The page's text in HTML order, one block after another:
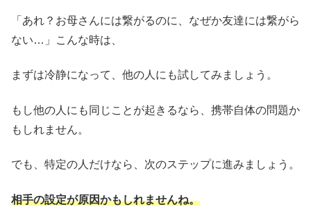
「あれ？お母さんには繋がるのに、なぜか友達には繋がら
ない…」こんな時は、
まずは冷静になって、他の人にも試してみましょう。
もし他の人にも同じことが起きるなら、携帯自体の問題か
もしれません。
でも、特定の人だけなら、次のステップに進みましょう。
相手の設定が原因かもしれませんね。